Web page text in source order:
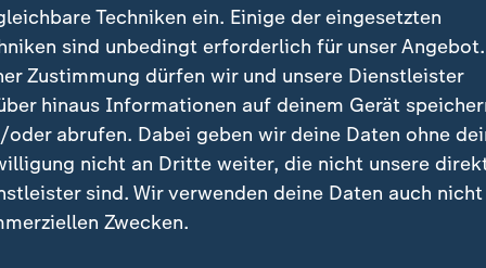
Techniken ein. Einige der eingesetzten
sind unbedingt erforderlich für unser
Zustimmung dürfen wir und unsere Dienstleister
hinaus Informationen auf deinem Gerät
oder abrufen. Dabei geben wir deine Daten ohne
nicht an Dritte weiter, die nicht unsere
sind. Wir verwenden deine Daten auch nicht
Zwecken.